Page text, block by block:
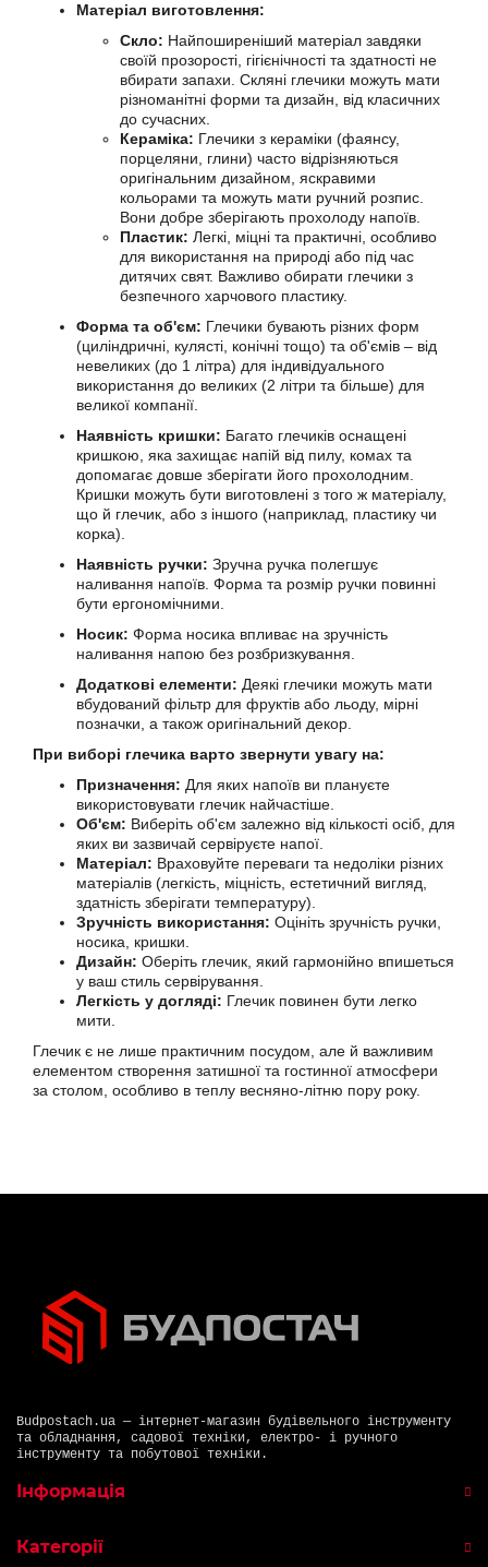
Матеріал виготовлення:
Скло: Найпоширеніший матеріал завдяки
своїй прозорості, гігієнічності та здатності не
вбирати запахи. Скляні глечики можуть мати
різноманітні форми та дизайн, від класичних
до сучасних.
Кераміка: Глечики з кераміки (фаянсу,
порцеляни, глини) часто відрізняються
оригінальним дизайном, яскравими
кольорами та можуть мати ручний розпис.
Вони добре зберігають прохолоду напоїв.
Пластик: Легкі, міцні та практичні, особливо
для використання на природі або під час
дитячих свят. Важливо обирати глечики з
безпечного харчового пластику.
Форма та об'єм: Глечики бувають різних форм
(циліндричні, кулясті, конічні тощо) та об'ємів – від
невеликих (до 1 літра) для індивідуального
використання до великих (2 літри та більше) для
великої компанії.
Наявність кришки: Багато глечиків оснащені
кришкою, яка захищає напій від пилу, комах та
допомагає довше зберігати його прохолодним.
Кришки можуть бути виготовлені з того ж матеріалу,
що й глечик, або з іншого (наприклад, пластику чи
корка).
Наявність ручки: Зручна ручка полегшує
наливання напоїв. Форма та розмір ручки повинні
бути ергономічними.
Носик: Форма носика впливає на зручність
наливання напою без розбризкування.
Додаткові елементи: Деякі глечики можуть мати
вбудований фільтр для фруктів або льоду, мірні
позначки, а також оригінальний декор.
При виборі глечика варто звернути увагу на:
Призначення: Для яких напоїв ви плануєте
використовувати глечик найчастіше.
Об'єм: Виберіть об'єм залежно від кількості осіб, для
яких ви зазвичай сервіруєте напої.
Матеріал: Враховуйте переваги та недоліки різних
матеріалів (легкість, міцність, естетичний вигляд,
здатність зберігати температуру).
Зручність використання: Оцініть зручність ручки,
носика, кришки.
Дизайн: Оберіть глечик, який гармонійно впишеться
у ваш стиль сервірування.
Легкість у догляді: Глечик повинен бути легко
мити.
Глечик є не лише практичним посудом, але й важливим
елементом створення затишної та гостинної атмосфери
за столом, особливо в теплу весняно-літню пору року.
Budpostach.ua — інтернет-магазин будівельного інструменту
та обладнання, садової техніки, електро- і ручного
інструменту та побутової техніки.
Інформація
Категорії